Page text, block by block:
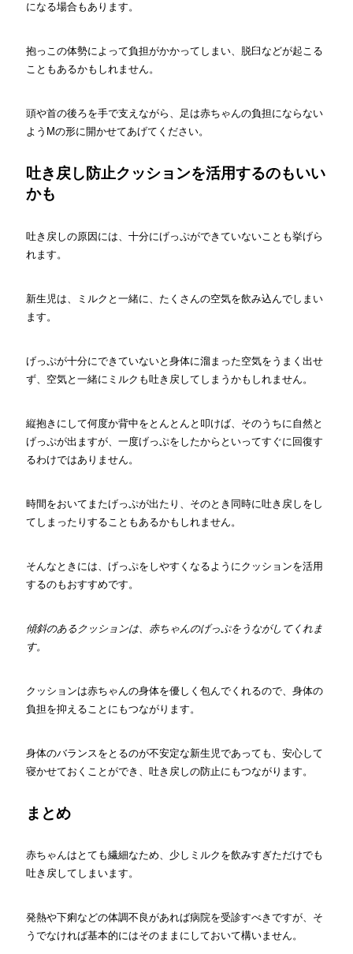
になる場合もあります。
抱っこの体勢によって負担がかかってしまい、脱臼などが起こる
こともあるかもしれません。
頭や首の後ろを手で支えながら、足は赤ちゃんの負担にならない
ようMの形に開かせてあげてください。
吐き戻し防止クッションを活用するのもいい
かも
吐き戻しの原因には、十分にげっぷができていないことも挙げら
れます。
新生児は、ミルクと一緒に、たくさんの空気を飲み込んでしまい
ます。
げっぷが十分にできていないと身体に溜まった空気をうまく出せ
ず、空気と一緒にミルクも吐き戻してしまうかもしれません。
縦抱きにして何度か背中をとんとんと叩けば、そのうちに自然と
げっぷが出ますが、一度げっぷをしたからといってすぐに回復す
るわけではありません。
時間をおいてまたげっぷが出たり、そのとき同時に吐き戻しをし
てしまったりすることもあるかもしれません。
そんなときには、げっぷをしやすくなるようにクッションを活用
するのもおすすめです。
傾斜のあるクッションは、赤ちゃんのげっぷをうながしてくれま
す。
クッションは赤ちゃんの身体を優しく包んでくれるので、身体の
負担を抑えることにもつながります。
身体のバランスをとるのが不安定な新生児であっても、安心して
寝かせておくことができ、吐き戻しの防止にもつながります。
まとめ
赤ちゃんはとても繊細なため、少しミルクを飲みすぎただけでも
吐き戻してしまいます。
発熱や下痢などの体調不良があれば病院を受診すべきですが、そ
うでなければ基本的にはそのままにしておいて構いません。